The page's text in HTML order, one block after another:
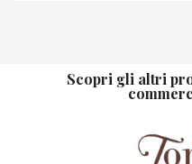
Scopri gli altri